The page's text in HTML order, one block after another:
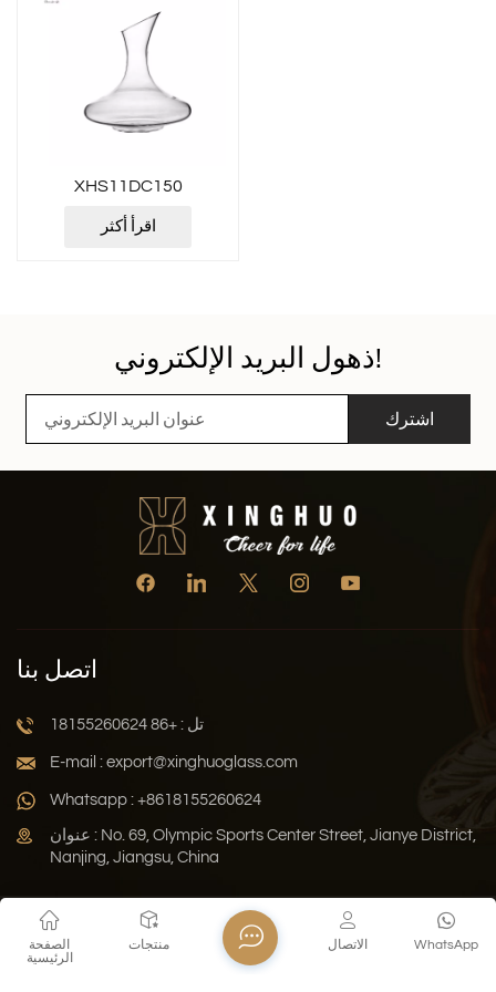
XHS11DC150
اقرأ أكثر
ذهول البريد الإلكتروني!
اشترك
اتصل بنا
تل : +86 18155260624
E-mail : export@xinghuoglass.com
Whatsapp : +8618155260624
عنوان : No. 69, Olympic Sports Center Street, Jianye District,
Nanjing, Jiangsu, China
Xml سياسة الخصوصية المدونة
خريطة الموقع
حقوق النشر © 2026 Jiangsu Xinghuo Technology Co., Ltd. جميع
الصفحة
الرئيسية
منتجات WhatsApp الاتصال